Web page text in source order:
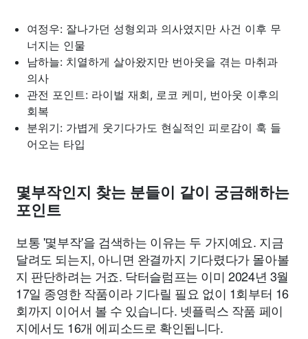
여정우: 잘나가던 성형외과 의사였지만 사건 이후 무
너지는 인물
남하늘: 치열하게 살아왔지만 번아웃을 겪는 마취과
의사
관전 포인트: 라이벌 재회, 로코 케미, 번아웃 이후의
회복
분위기: 가볍게 웃기다가도 현실적인 피로감이 훅 들
어오는 타입
몇부작인지 찾는 분들이 같이 궁금해하는
포인트
보통 '몇부작'을 검색하는 이유는 두 가지예요. 지금
달려도 되는지, 아니면 완결까지 기다렸다가 몰아볼
지 판단하려는 거죠. 닥터슬럼프는 이미 2024년 3월
17일 종영한 작품이라 기다릴 필요 없이 1회부터 16
회까지 이어서 볼 수 있습니다. 넷플릭스 작품 페이
지에서도 16개 에피소드로 확인됩니다.